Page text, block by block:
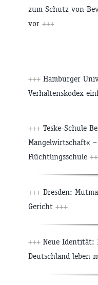
zum Schutz von
vor +++
+++ Hamburger
Verhaltenskodex
+++ Teske-Schule
Mangelwirtschaft«
Flüchtlingsschule
+++ Dresden:
Gericht +++
+++ Neue Identität:
Deutschland leben